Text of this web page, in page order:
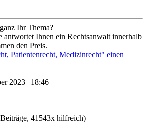
Ihr Thema?
Ihnen ein Rechtsanwalt innerhalb
den Preis.
Patientenrecht, Medizinrecht" einen
2023 | 18:46
41543x hilfreich)